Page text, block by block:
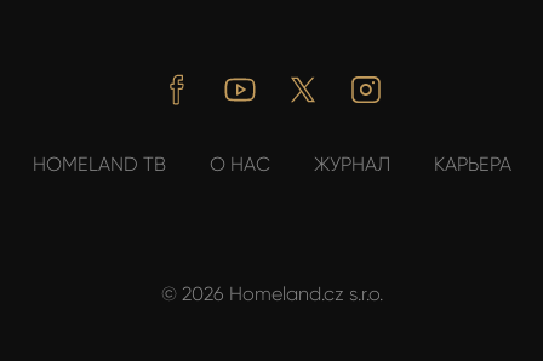
FacebookYoutube Twitter
HOMELAND ТВ О НАС ЖУРНАЛ КАРЬЕРА
© 2026 Homeland.cz s.r.o.